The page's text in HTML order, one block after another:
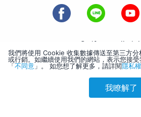
刷卡優惠
1988-2026 © Lifetour All
我們將使用 Cookie 收集數據傳送至第三方
或行銷。如繼續使用我們的網站，表示您接
「不同意 」。 如您想了解更多，請詳閱隱私
我瞭解了